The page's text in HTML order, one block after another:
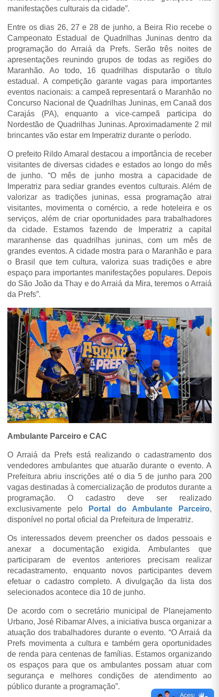
manifestações culturais da cidade”.
Entre os dias 26, 27 e 28 de junho, a Beira Rio recebe o
Campeonato Estadual de Quadrilhas Juninas dentro da
programação do Arraiá da Prefs. Serão três noites de
apresentações reunindo grupos de todas as regiões do
Maranhão. Ao todo, 16 quadrilhas disputarão o título
estadual.A competição garante vagas para importantes
eventos nacionais: a campeã representará o Maranhão no
Concurso Nacional de Quadrilhas Juninas, em Canaã dos
Carajás (PA), enquanto a vice-campeã participa do
Nordestão de Quadrilhas Juninas. Aproximadamente 2 mil
brincantes vão estar em Imperatriz durante o período.
O prefeito Rildo Amaral destacou a importância de receber
visitantes de diversas cidades e estados ao longo do mês
de junho. “O mês de junho mostra a capacidade de
Imperatriz para sediar grandes eventos culturais. Além de
valorizar as tradições juninas, essa programação atrai
visitantes, movimenta o comércio, a rede hoteleira e os
serviços, além de criar oportunidades para trabalhadores
da cidade. Estamos fazendo de Imperatriz a capital
maranhense das quadrilhas juninas, com um mês de
grandes eventos. A cidade mostra para o Maranhão e para
o Brasil que tem cultura, valoriza suas tradições e abre
espaço para importantes manifestações populares. Depois
do São João da Thay e do Arraiá da Mira, teremos o Arraiá
da Prefs”.
Ambulante Parceiro e CAC
O Arraiá da Prefs está realizando o cadastramento dos
vendedores ambulantes que atuarão durante o evento. A
Prefeitura abriu inscrições até o dia 5 de junho para 200
vagas destinadas à comercialização de produtos durante a
programação. O cadastro deve ser realizado
exclusivamente pelo
Portal do Ambulante Parceiro,
disponível no portal oficial da Prefeitura de Imperatriz.
Os interessados devem preencher os dados pessoais e
anexar a documentação exigida. Ambulantes que
participaram de eventos anteriores precisam realizar
recadastramento, enquanto novos participantes devem
efetuar o cadastro completo. A divulgação da lista dos
selecionados acontece dia 10 de junho.
De acordo com o secretário municipal de Planejamento
Urbano, José Ribamar Alves, a iniciativa busca organizar a
atuação dos trabalhadores durante o evento. “O Arraiá da
Prefs movimenta a cultura e também gera oportunidades
de renda para centenas de famílias. Estamos organizando
os espaços para que os ambulantes possam atuar com
segurança e melhores condições de atendimento ao
público durante a programação”.